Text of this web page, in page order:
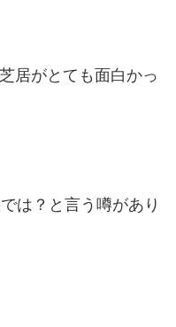
居がとても面白かっ
は？と言う噂があり